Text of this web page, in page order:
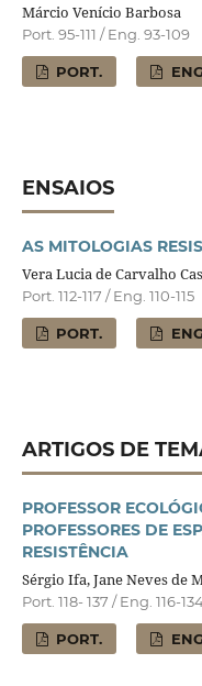
Márcio Venício Barbosa
Port. 95-111 / Eng. 93-109
PORT.
ENSAIOS
AS MITOLOGIAS
Vera Lucia de Carvalho
Port. 112-117 / Eng. 110-115
PORT.
ARTIGOS DE
PROFESSOR
PROFESSORES DE
RESISTÊNCIA
Sérgio Ifa, Jane Neves de
Port. 118- 137 / Eng. 116-
PORT.